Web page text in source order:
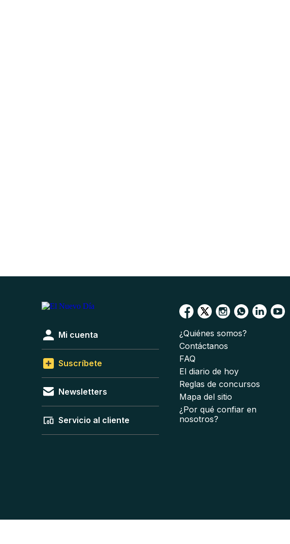
Mi cuenta
Suscríbete
Newsletters
Servicio al cliente
¿Quiénes somos?
Contáctanos
FAQ
El diario de hoy
Reglas de concursos
Mapa del sitio
¿Por qué confiar en
nosotros?